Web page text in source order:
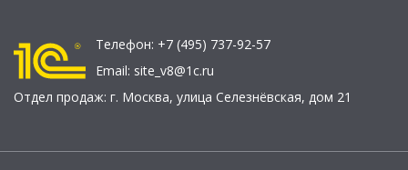
Телефон: +7 (495) 737-92-57
Email: site_v8@1c.ru
Отдел продаж: г. Москва, улица Селезнёвская, дом 21